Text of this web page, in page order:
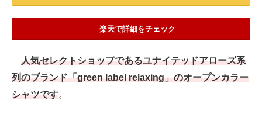
楽天で詳細をチェック
人気セレクトショップであるユナイテッドアローズ系
列のブランド「green label relaxing」のオープンカラー
シャツです。